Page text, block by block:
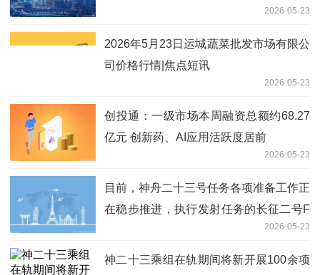
2026-05-23
2026年5月23日运城蔬菜批发市场有限公
司价格行情|焦点短讯
2026-05-23
创投通：一级市场本周融资总额约68.27
亿元 创新药、AI应用活跃度居前
2026-05-23
目前，神舟二十三号任务各项准备工作正
在稳步推进，执行发射任务的长征二号F
遥二十三运载火箭即将加注推进剂2026-05-23
神二十三乘组在轨期间将新开展100余项